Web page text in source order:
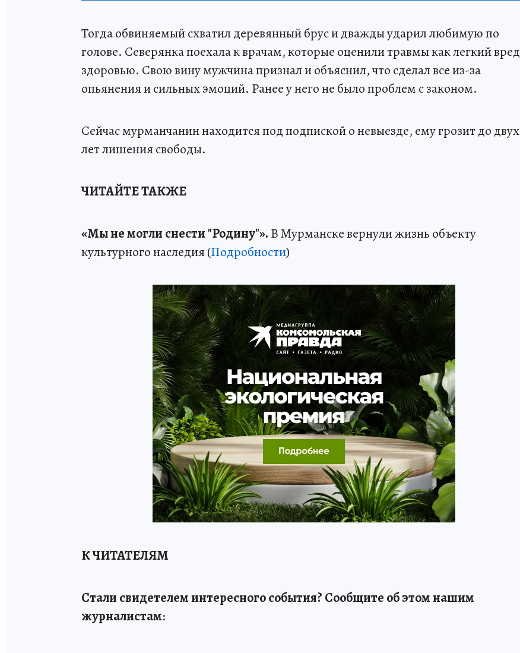
Тогда обвиняемый схватил деревянный брус и дважды ударил любимую по
голове. Северянка поехала к врачам, которые оценили травмы как легкий вред
здоровью. Свою вину мужчина признал и объяснил, что сделал все из-за
опьянения и сильных эмоций. Ранее у него не было проблем с законом.
Сейчас мурманчанин находится под подпиской о невыезде, ему грозит до двух
лет лишения свободы.
ЧИТАЙТЕ ТАКЖЕ
«Мы не могли снести "Родину"». В Мурманске вернули жизнь объекту
культурного наследия (Подробности)
К ЧИТАТЕЛЯМ
Стали свидетелем интересного события? Сообщите об этом нашим
журналистам: